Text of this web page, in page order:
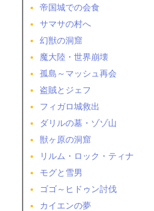
帝国城での会食
サマサの村へ
幻獣の洞窟
魔大陸・世界崩壊
孤島～マッシュ再会
盗賊とジェフ
フィガロ城救出
ダリルの墓・ゾゾ山
獣ヶ原の洞窟
リルム・ロック・ティナ
モグと雪男
ゴゴ～ヒドゥン討伐
カイエンの夢